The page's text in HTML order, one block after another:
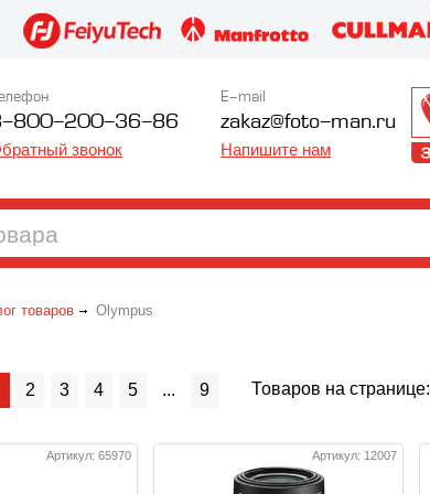
800-200-36-86
звонок
E-mail
zakaz@foto-man.ru
Напишите нам
товаров Olympus
2 3 4 5 ... 9 Товаров на странице:
Артикул: 65970 Артикул: 12007